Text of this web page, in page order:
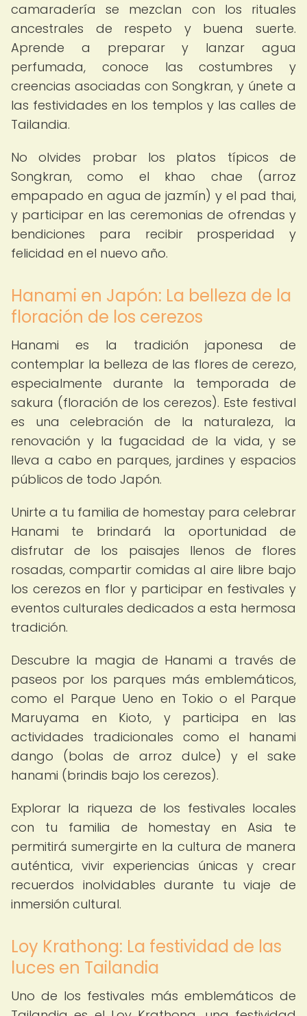
camaradería se mezclan con los rituales
ancestrales de respeto y buena suerte.
Aprende a preparar y lanzar agua
perfumada, conoce las costumbres y
creencias asociadas con Songkran, y únete a
las festividades en los templos y las calles de
Tailandia.
No olvides probar los platos típicos de
Songkran, como el khao chae (arroz
empapado en agua de jazmín) y el pad thai,
y participar en las ceremonias de ofrendas y
bendiciones para recibir prosperidad y
felicidad en el nuevo año.
Hanami en Japón: La belleza de la
floración de los cerezos
Hanami es la tradición japonesa de
contemplar la belleza de las flores de cerezo,
especialmente durante la temporada de
sakura (floración de los cerezos). Este festival
es una celebración de la naturaleza, la
renovación y la fugacidad de la vida, y se
lleva a cabo en parques, jardines y espacios
públicos de todo Japón.
Unirte a tu familia de homestay para celebrar
Hanami te brindará la oportunidad de
disfrutar de los paisajes llenos de flores
rosadas, compartir comidas al aire libre bajo
los cerezos en flor y participar en festivales y
eventos culturales dedicados a esta hermosa
tradición.
Descubre la magia de Hanami a través de
paseos por los parques más emblemáticos,
como el Parque Ueno en Tokio o el Parque
Maruyama en Kioto, y participa en las
actividades tradicionales como el hanami
dango (bolas de arroz dulce) y el sake
hanami (brindis bajo los cerezos).
Explorar la riqueza de los festivales locales
con tu familia de homestay en Asia te
permitirá sumergirte en la cultura de manera
auténtica, vivir experiencias únicas y crear
recuerdos inolvidables durante tu viaje de
inmersión cultural.
Loy Krathong: La festividad de las
luces en Tailandia
Uno de los festivales más emblemáticos de